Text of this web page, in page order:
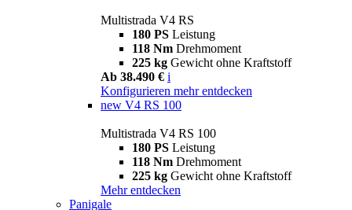
Multistrada V4 RS
180 PS Leistung
118 Nm Drehmoment
225 kg Gewicht ohne Kraftstoff
Ab 38.490 € i
Konfigurieren mehr entdecken
new V4 RS 100
Multistrada V4 RS 100
180 PS Leistung
118 Nm Drehmoment
225 kg Gewicht ohne Kraftstoff
Mehr entdecken
Panigale